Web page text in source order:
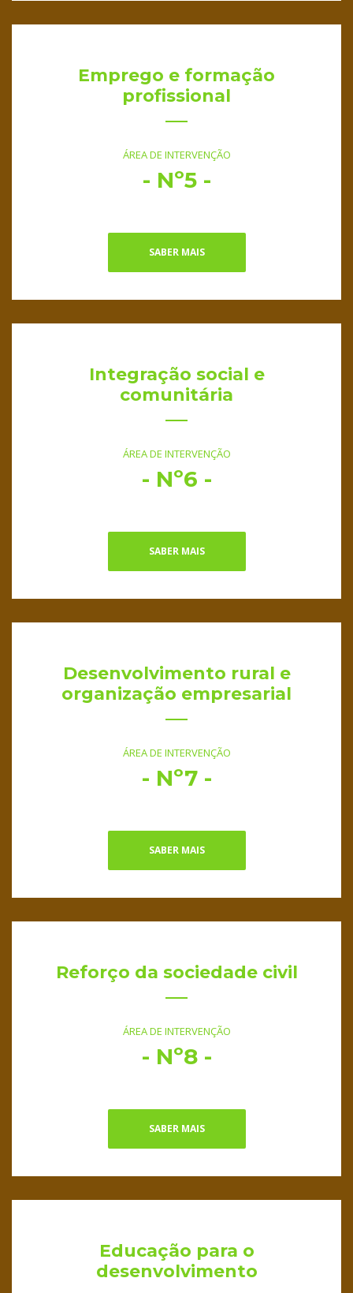
Emprego e formação
profissional
ÁREA DE INTERVENÇÃO
- Nº5 -
SABER MAIS
Integração social e
comunitária
ÁREA DE INTERVENÇÃO
- Nº6 -
SABER MAIS
Desenvolvimento rural e
organização empresarial
ÁREA DE INTERVENÇÃO
- Nº7 -
SABER MAIS
Reforço da sociedade civil
ÁREA DE INTERVENÇÃO
- Nº8 -
SABER MAIS
Educação para o
desenvolvimento